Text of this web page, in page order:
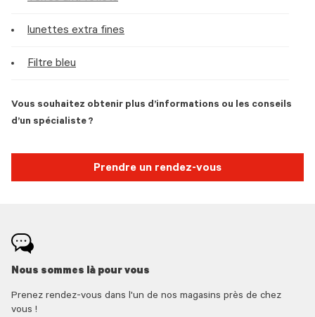
lunettes extra fines
Filtre bleu
Vous souhaitez obtenir plus d’informations ou les conseils
d’un spécialiste ?
Prendre un rendez-vous
Nous sommes là pour vous
Prenez rendez-vous dans l'un de nos magasins près de chez
vous !